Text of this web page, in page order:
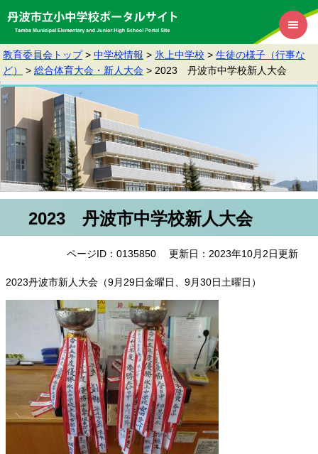
教育委員会トップ > 中学校情報 > 氷上中学校 > 生徒の様子（行事な
ど）
> 総合体育大会・新人大会 > 2023 丹波市中学校新人大会
2023 丹波市中学校新人大会
ページID：0135850 更新日：2023年10月2日更新
2023丹波市新人大会（9月29日金曜日、9月30日土曜日）